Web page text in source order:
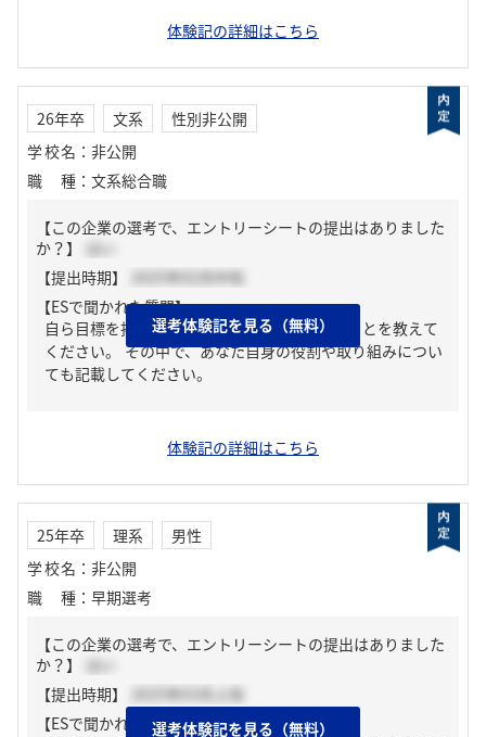
体験記の詳細はこちら
26年卒 文系
性別非公開
学校名 ： 非公開
職種 ： 文系総合職
【この企業の選考で、エントリーシートの提出はありました
か？】
はい
【提出時期】
2025年02月中旬
【ESで聞かれた質問】
自ら目標を掲げ、周囲と協力して成し遂げたことを教えて
ください。 その中で、あなた自身の役割や取り組みについ
ても記載してください。
体験記の詳細はこちら
選考体験記を見る（無料）
25年卒 理系
男性
学校名 ： 非公開
職種 ： 早期選考
【この企業の選考で、エントリーシートの提出はありました
か？】
はい
【提出時期】
2025年03月上旬
【ESで聞かれた質問】選考体験記を見る（無料）